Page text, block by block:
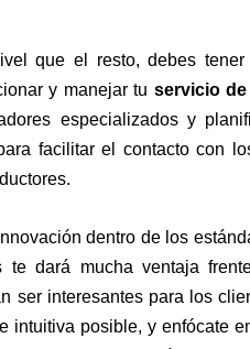
que el resto, debes
y manejar tu servicio
especializados y
facilitar el contacto con
dentro de los
te dará mucha ventaja
ser interesantes para los
intuitiva posible, y enfócate